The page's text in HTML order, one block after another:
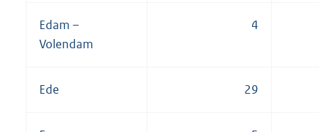
Edam –
Volendam
4
Ede 29